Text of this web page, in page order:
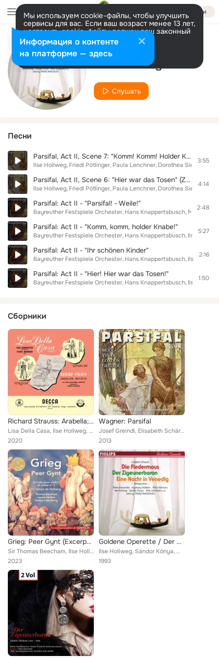
Войти
Мы используем cookie-файлы, чтобы улучшить
сервисы для вас. Если ваш возраст менее 13 лет,
настроить cookie-файлы должен ваш законный
представитель. Больше информации
Разрешить все Настроить
Исполнитель
Ilse Hollweg
Слушать
Песни
Parsifal, Act II, Scene 7: "Komm! Komm! Holder Knabe!" (Zaubermädchen, Parsifal)
Ilse Hollweg Friedl Pötlinger Paula Lenchner Dorothea Siebert
3:55
Parsifal, Act II, Scene 6: "Hier war das Tosen" (Zaubermädchen, Parsifal)
Ilse Hollweg Friedl Pötlinger Paula Lenchner Dorothea Siebert
4:14
Parsifal: Act II - "Parsifal! - Weile!"
Bayreuther Festspiele Orchester Hans Knappertsbusch Martha
2:48
Parsifal: Act II - "Komm, komm, holder Knabe!"
Bayreuther Festspiele Orchester Hans Knappertsbusch Ilse
5:27
Parsifal: Act II - "Ihr schönen Kinder"
Bayreuther Festspiele Orchester Hans Knappertsbusch Ilse
2:16
Parsifal: Act II - "Hier! Hier war das Tosen!"
Bayreuther Festspiele Orchester Hans Knappertsbusch Ilse
1:50
Сборники
Richard Strauss: Arabella; Capriccio; Ariadne auf Naxos – Excerpts (Opera Gala – Volume 11)
Lisa Della Casa, Ilse Hollweg, Rudolf Moralt, Heinrich Hollreiser, Josef Krips
2020
Wagner: Parsifal
Josef Greindl, Elisabeth Schärtei, George London, Hans Krotthammer, Ramón Vinay, Arnold van Mill, Toni Blankenheim, Martha Mödl,...
2013
Grieg: Peer Gynt (Excerpts), Violin Sonata No. 2 & Holberg Suite (Les indispensables de Diapason)
Sir Thomas Beecham, Ilse Hollweg, Jascha Heifetz, Emanuel Bay, Herbert Sandberg
2023
Goldene Operette / Der Zigeunerbaron - Eine Nacht in Venedig - Die Fledermaus
Ilse Hollweg, Sándor Kónya, Willy Schneider, Lothar Ostenburg, Ingeborg Hallstein, Hildegunt Walther, Chor, WDR Sinfonieorcheste...
1993
Информация о контенте
на платформе — здесь